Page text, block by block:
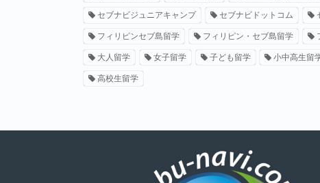
セブナビジュニアキャンプ セブナビドットコム
フィリピンセブ島留学 フィリピン・セブ島留学
大人留学 女子留学 子ども留学 小中高生留
高校生留学